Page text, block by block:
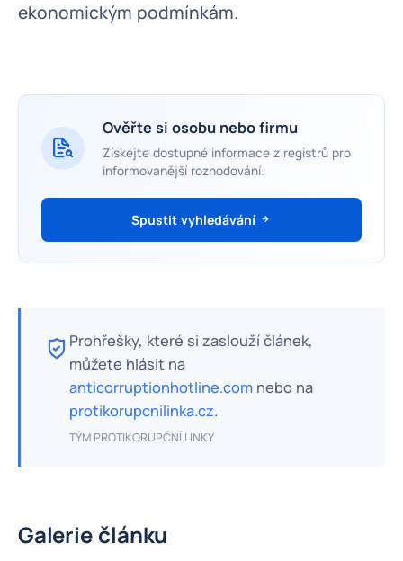
ekonomickým podmínkám.
Ověřte si osobu nebo firmu
Získejte dostupné informace z registrů pro
informovanější rozhodování.
Spustit vyhledávání
Prohřešky, které si zaslouží článek,
můžete hlásit na
anticorruptionhotline.com nebo na
protikorupcnilinka.cz.
TÝM PROTIKORUPČNÍ LINKY
Galerie článku